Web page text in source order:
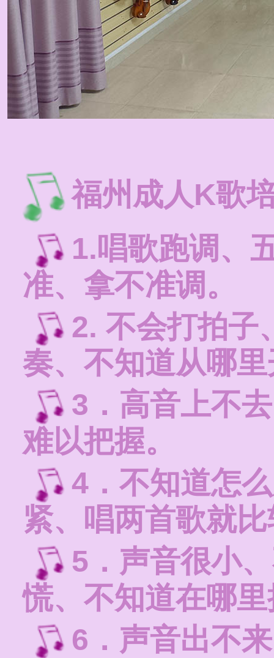
福州成人K歌
1.唱歌跑调、
准、拿不准调。
2. 不会打拍子
奏、不知道从哪
3．高音上不
难以把握。
4．不知道怎
紧、唱两首歌就
5．声音很小
慌、不知道在哪
6．声音出不